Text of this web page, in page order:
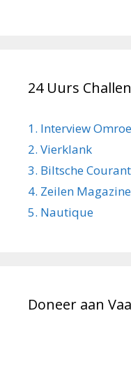
24 Uurs
1. Interview
2. Vierklank
3. Biltsche Courant
4. Zeilen Magazine
5. Nautique
Doneer aan